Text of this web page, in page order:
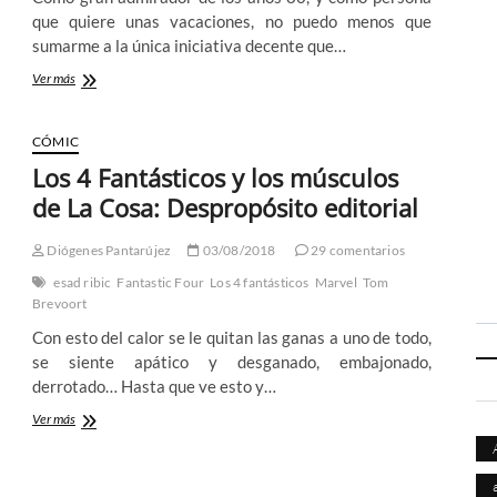
que quiere unas vacaciones, no puedo menos que
sumarme a la única iniciativa decente que…
Ver másRoger
Brian
Michael
Bendis
La
de
los
Asistentes
CÓMIC
Los 4 Fantásticos y los músculos
de La Cosa: Despropósito editorial
Diógenes Pantarújez 03/08/2018
29 comentarios
esad ribic Fantastic Four Los 4 fantásticos Marvel Tom
Brevoort
Con esto del calor se le quitan las ganas a uno de todo,
se siente apático y desganado, embajonado,
derrotado… Hasta que ve esto y…
Ver másLos